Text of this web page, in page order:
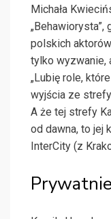
Michała
„Behawiorysta”,
polskich
tylko wyzwanie,
„Lubię role,
wyjścia ze
A że tej strefy
od dawna, to jej
InterCity (z